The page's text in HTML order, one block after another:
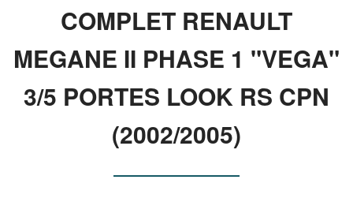
COMPLET RENAULT
MEGANE II PHASE 1 "VEGA"
3/5 PORTES LOOK RS CPN
(2002/2005)